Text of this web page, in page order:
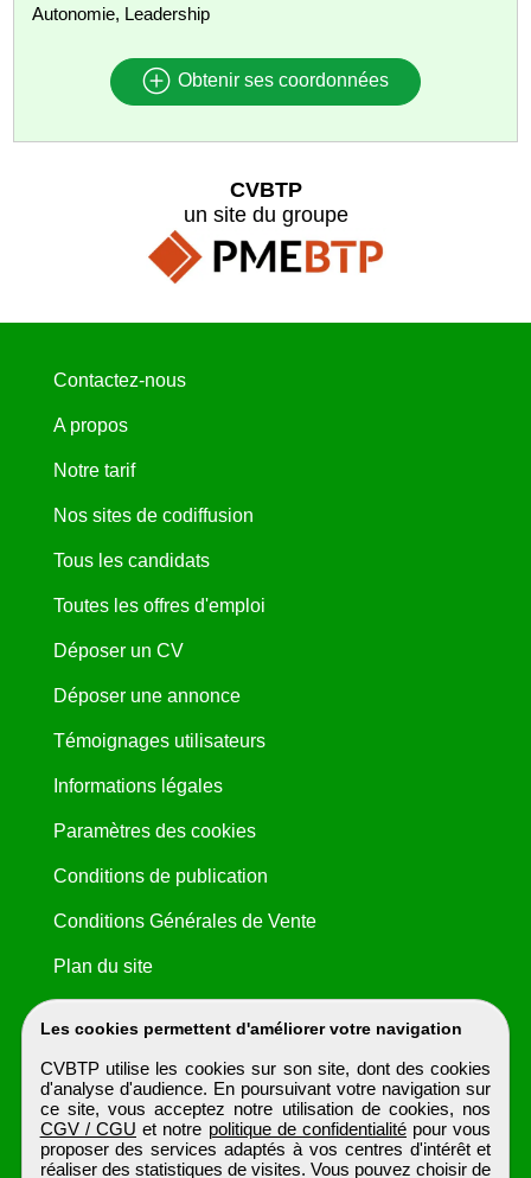
Autonomie, Leadership
Obtenir ses coordonnées
Les cookies permettent d'améliorer votre navigation
CVBTP utilise les cookies sur son site, dont des cookies
d'analyse d'audience. En poursuivant votre navigation sur
ce site, vous acceptez notre utilisation de cookies, nos
CGV / CGU et notre politique de confidentialité pour vous
proposer des services adaptés à vos centres d'intérêt et
réaliser des statistiques de visites. Vous pouvez choisir de
CVBTP
un site du groupe
Contactez-nous
A propos
Notre tarif
Nos sites de codiffusion
Tous les candidats
Toutes les offres d'emploi
Déposer un CV
Déposer une annonce
Témoignages utilisateurs
Informations légales
Paramètres des cookies
Conditions de publication
Conditions Générales de Vente
Plan du site